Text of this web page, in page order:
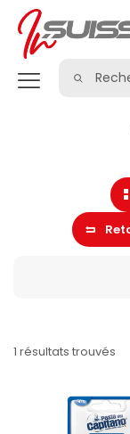
Soin de la
Brosses à dents
1 résultats trouvés